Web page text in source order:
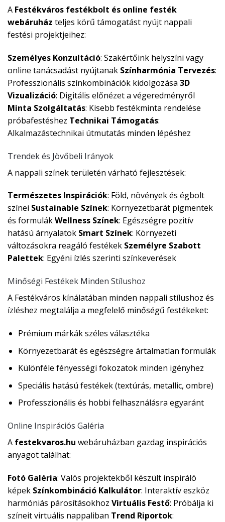
A Festékváros festékbolt és online festék
webáruház teljes körű támogatást nyújt nappali
festési projektjeihez:
Személyes Konzultáció: Szakértőink helyszíni vagy
online tanácsadást nyújtanak Színharmónia Tervezés:
Professzionális színkombinációk kidolgozása 3D
Vizualizáció: Digitális előnézet a végeredményről
Minta Szolgáltatás: Kisebb festékminta rendelése
próbafestéshez Technikai Támogatás:
Alkalmazástechnikai útmutatás minden lépéshez
Trendek és Jövőbeli Irányok
A nappali színek területén várható fejlesztések:
Természetes Inspirációk: Föld, növények és égbolt
színei Sustainable Színek: Környezetbarát pigmentek
és formulákWellness Színek: Egészségre pozitív
hatású árnyalatok Smart Színek: Környezeti
változásokra reagáló festékek Személyre Szabott
Palettek: Egyéni ízlés szerinti színkeverések
Minőségi Festékek Minden Stílushoz
A Festékváros kínálatában minden nappali stílushoz és
ízléshez megtalálja a megfelelő minőségű festékeket:
Prémium márkák széles választéka
Környezetbarát és egészségre ártalmatlan formulák
Különféle fényességi fokozatok minden igényhez
Speciális hatású festékek (textúrás, metallic, ombre)
Professzionális és hobbi felhasználásra egyaránt
Online Inspirációs Galéria
A festekvaros.hu webáruházban gazdag inspirációs
anyagot találhat:
Fotó Galéria: Valós projektekből készült inspiráló
képek Színkombináció Kalkulátor: Interaktív eszköz
harmóniás párosításokhoz Virtuális Festő: Próbálja ki
színeit virtuális nappaliban Trend Riportok: